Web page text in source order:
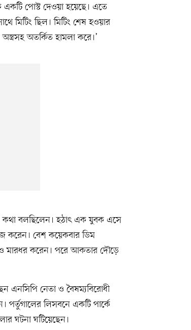
পোস্ট দেওয়া হয়েছে। এতে
মিটিং ছিল। মিটিং শেষ হওয়ার
অতর্কিত হামলা করে।’
কথা বলছিলেন। হঠাৎ এক যুবক এসে
বেশ কয়েকবার ডিম
ও মারধর করেন। পরে আকতার দৌড়ে
এনসিপি নেতা ও বৈষম্যবিরোধী
লিসবনে একটি পার্কে
ঘটনা ঘটিয়েছেন।